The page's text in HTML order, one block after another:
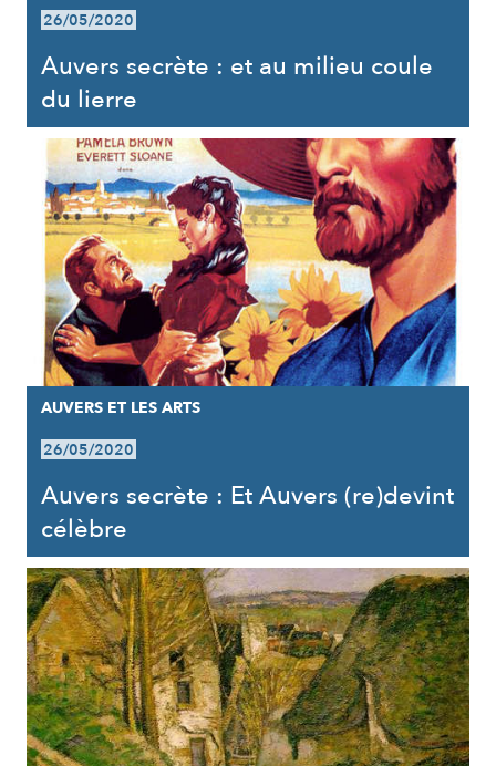
26/05/2020
Auvers secrète : et au milieu coule
du lierre
AUVERS ET LES ARTS
26/05/2020
Auvers secrète : Et Auvers (re)devint
célèbre